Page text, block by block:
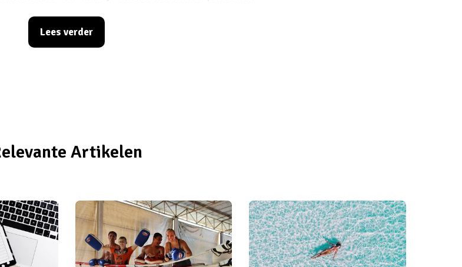
het strand. Gelukkig hebben wij de beste tips voor je
Volg ze op en je bent klaar voor de zomer!
Lees verder
Artikelen